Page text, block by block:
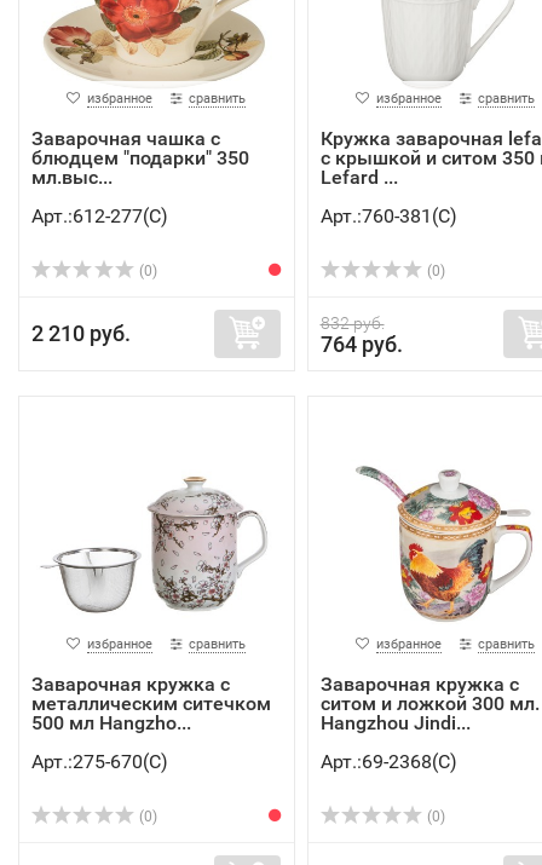
избранное сравнить
Заварочная чашка с
блюдцем "подарки" 350
мл.выс...
Арт.:612-277(C)
(0)
2 210 руб.
избранное сравнить
Кружка заварочная
с крышкой и ситом 350
Lefard ...
Арт.:760-381(C)
(0)
832 руб.
764 руб.
избранное сравнить
Заварочная кружка с
металлическим ситечком
500 мл Hangzho...
Арт.:275-670(C)
(0)
избранное сравнить
Заварочная кружка с
ситом и ложкой 300 мл.
Hangzhou Jindi...
Арт.:69-2368(C)
(0)